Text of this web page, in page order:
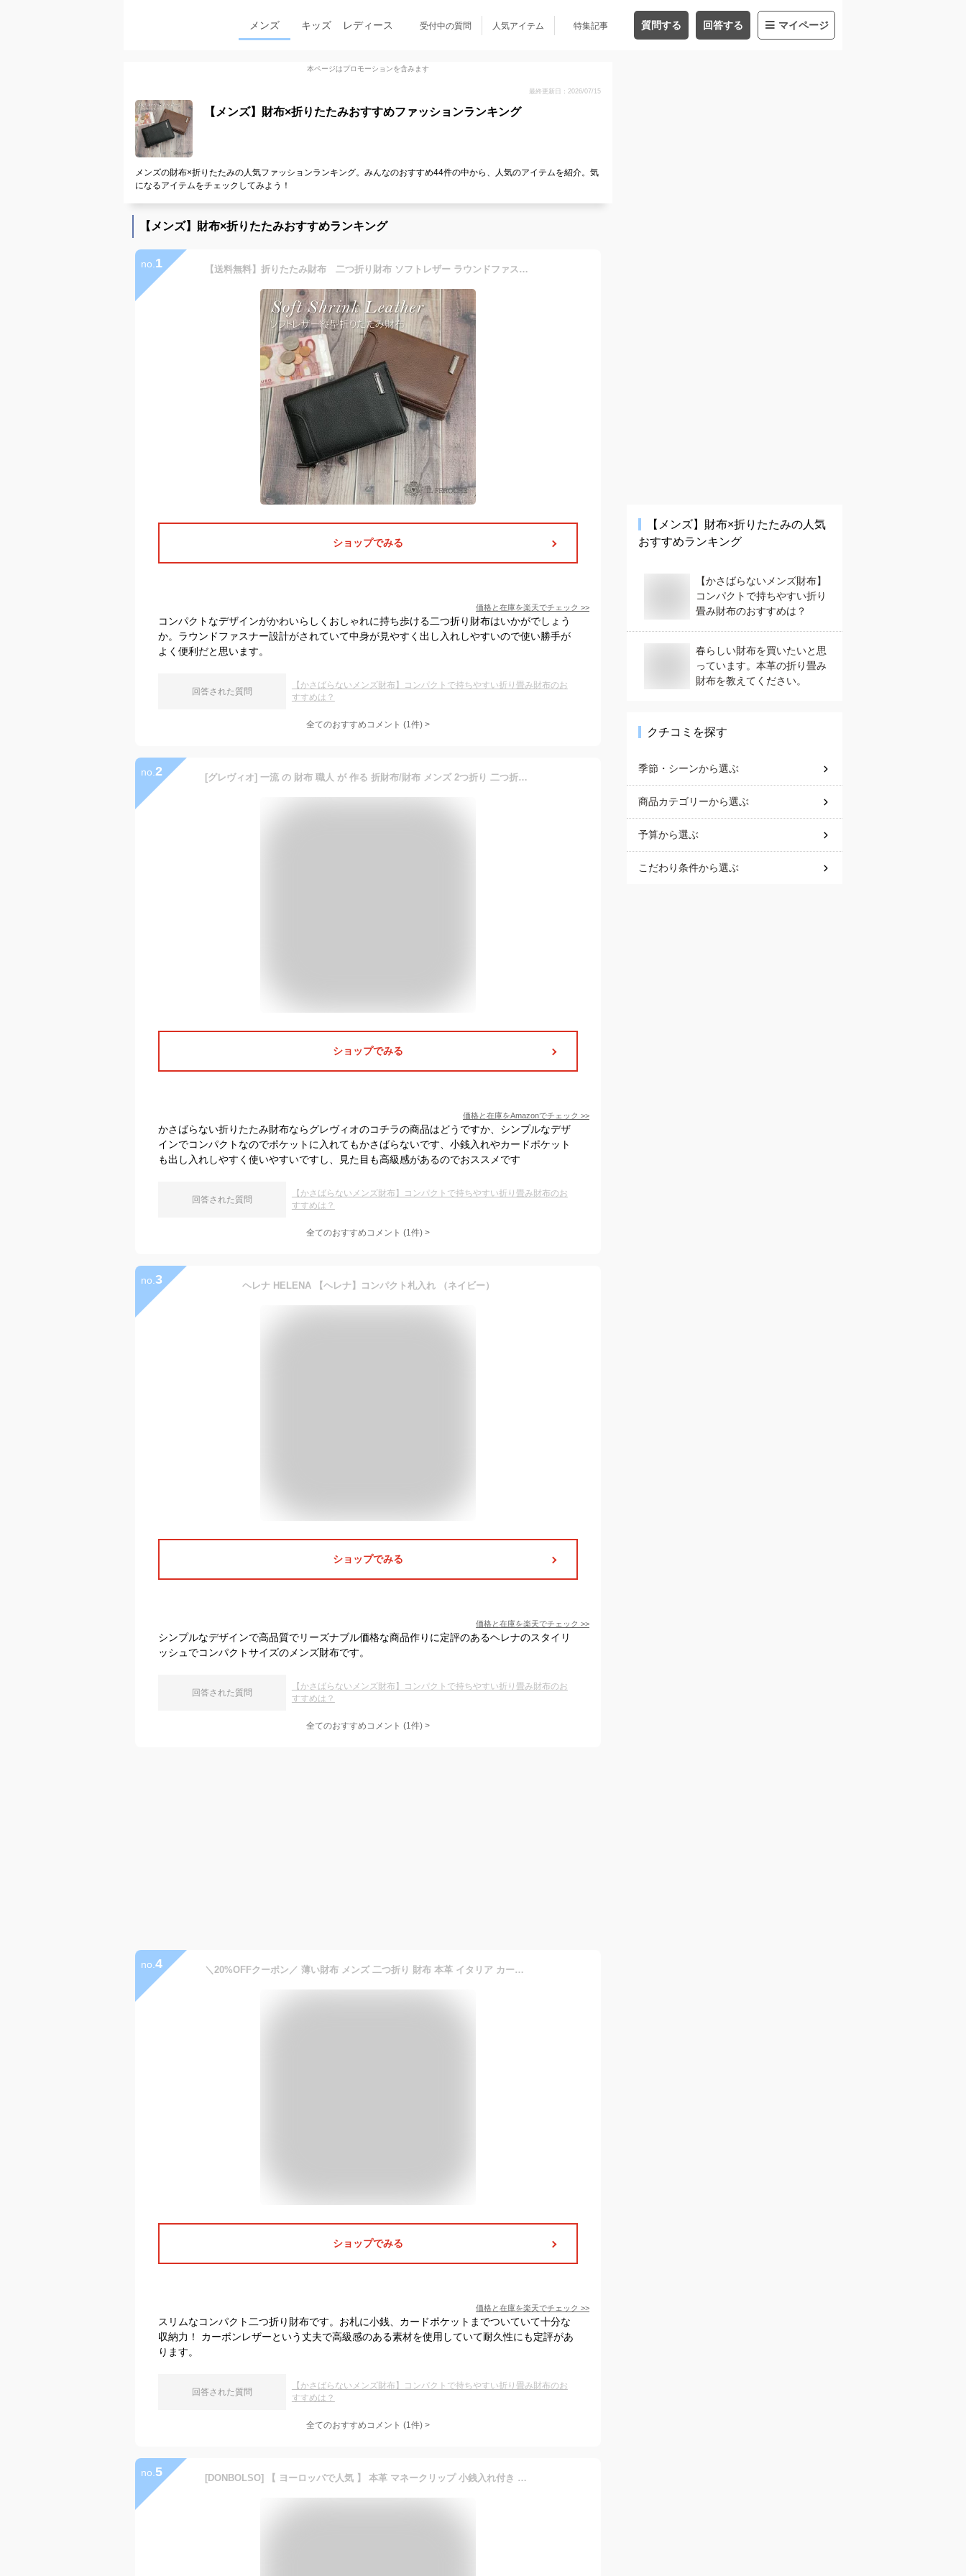
メンズ キッズ レディース 受付中の質問 人気アイテム 特集記事 質問する 回答する マイページ
本ページはプロモーションを含みます
最終更新日：2026/07/15
【メンズ】財布×折りたたみおすすめファッションランキング
メンズの財布×折りたたみの人気ファッションランキング。みんなのおすすめ44件の中から、人気のアイテムを紹介。気
になるアイテムをチェックしてみよう！
【メンズ】財布×折りたたみおすすめランキング
no. 1 【送料無料】折りたたみ財布 二つ折り財布 ソフトレザー ラウンドファスナー 束入 札入れ 小銭入れ 牛革 ウォレット 財布 革財布 二つ折り メンズ ギフト 誕生日プレゼント ギフト
ショップでみる
価格と在庫を楽天でチェック >>
コンパクトなデザインがかわいらしくおしゃれに持ち歩ける二つ折り財布はいかがでしょう
か。ラウンドファスナー設計がされていて中身が見やすく出し入れしやすいので使い勝手が
よく便利だと思います。
回答された質問
【かさばらないメンズ財布】コンパクトで持ちやすい折り畳み財布のお
すすめは？
全てのおすすめコメント (1件) >
no. 2 [グレヴィオ] 一流 の 財布 職人 が 作る 折財布/財布 メンズ 2つ折り 二つ折り財布 メンズ財布 小さい 財布 ブラック Black 黒 グレー Gray 灰
ショップでみる
価格と在庫をAmazonでチェック >>
かさばらない折りたたみ財布ならグレヴィオのコチラの商品はどうですか、シンプルなデザ
インでコンパクトなのでポケットに入れてもかさばらないです、小銭入れやカードポケット
も出し入れしやすく使いやすいですし、見た目も高級感があるのでおススメです
回答された質問
【かさばらないメンズ財布】コンパクトで持ちやすい折り畳み財布のお
すすめは？
全てのおすすめコメント (1件) >
no. 3 ヘレナ HELENA 【ヘレナ】コンパクト札入れ （ネイビー）
ショップでみる
価格と在庫を楽天でチェック >>
シンプルなデザインで高品質でリーズナブル価格な商品作りに定評のあるヘレナのスタイリ
ッシュでコンパクトサイズのメンズ財布です。
回答された質問
【かさばらないメンズ財布】コンパクトで持ちやすい折り畳み財布のお
すすめは？
全てのおすすめコメント (1件) >
no. 4 ＼20%OFFクーポン／ 薄い財布 メンズ 二つ折り 財布 本革 イタリア カーボンレザー 薄型 二つ折り財布 スキミング防止 スリム 折りたたみ財布 小銭入れ カーボン レザー 革 牛革 おしゃれ メンズ財布 2つ折り YKK ファスナー メンズ二つ折り財布 ブランド 黒 赤 送料無料
ショップでみる
価格と在庫を楽天でチェック >>
スリムなコンパクト二つ折り財布です。お札に小銭、カードポケットまでついていて十分な
収納力！ カーボンレザーという丈夫で高級感のある素材を使用していて耐久性にも定評があ
ります。
回答された質問
【かさばらないメンズ財布】コンパクトで持ちやすい折り畳み財布のお
すすめは？
全てのおすすめコメント (1件) >
no. 5 [DONBOLSO] 【 ヨーロッパで人気 】 本革 マネークリップ 小銭入れ付き 薄い財布 薄型 メンズ ミニ 小さい ウォレット ブランド za065-kurocha.
【メンズ】 財布×折りたたみの人気
おすすめランキング
【かさばらないメンズ財布】
コンパクトで持ちやすい折り
畳み財布のおすすめは？
春らしい財布を買いたいと思
っています。本革の折り畳み
財布を教えてください。
クチコミを探す
季節・シーンから選ぶ
商品カテゴリーから選ぶ
予算から選ぶ
こだわり条件から選ぶ